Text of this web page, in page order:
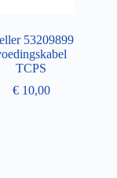
53209899
TCPS
€10,00